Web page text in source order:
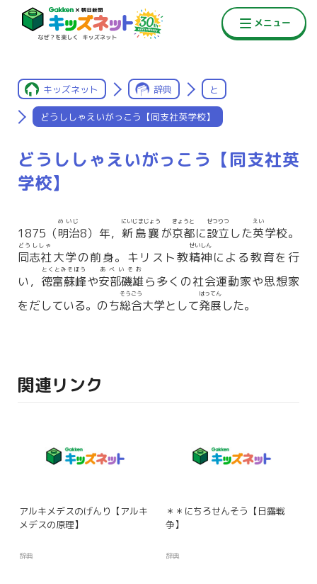
キッズネット 辞典 と
どうししゃえいがっこう【同支社英学校】
どうししゃえいがっこう【同支社英
学校】
1875（明治
めいじ
8）年， 新島襄
にいじまじょう
が京都
きょうと
に設立
せつりつ
した英
えい
学校。
同志社
どうししゃ
大学の前身。キリスト教精神
せいしん
による教育を行
い， 徳富蘇峰
とくとみそほう
や安部磯雄
あべいそお
ら多くの社会運動家や思想家
をだしている。のち総合
そうごう
大学として発展
はってん
した。
関連リンク
アルキメデスのげんり【アルキ
メデスの原理】
辞典
＊＊にちろせんそう【日露戦
争】
辞典